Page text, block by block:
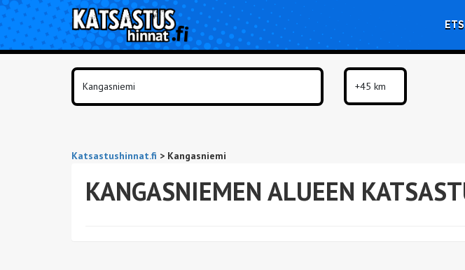
Katsastushinnat.fi > Kangasniemi
KANGASNIEMEN ALUEEN